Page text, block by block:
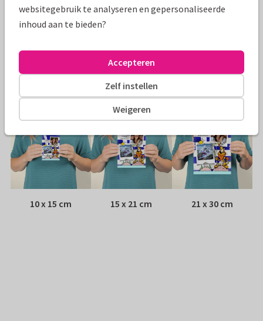
Papiersoort: Kies uit 6 luxe papiersoorten
Adres: Achterop de kaart
Formaten
10 x 15 cm 15 x 21 cm 21 x 30 cm
websitegebruik te analyseren en gepersonaliseerde
inhoud aan te bieden?
Weigeren
Zelf instellen
Accepteren